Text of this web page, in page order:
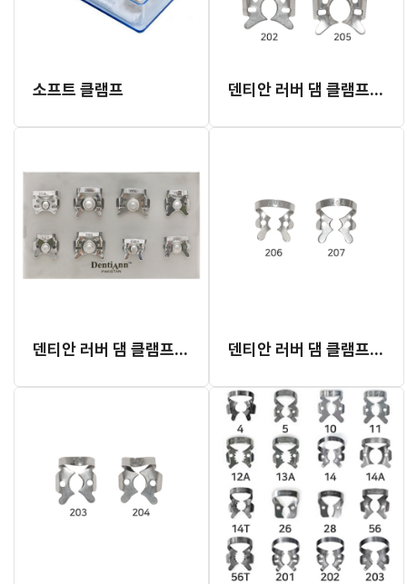
소프트 클램프 덴티안 러버 댐 클램프 대구치용1900
덴티안 러버 댐 클램프 세트 덴티안 러버 댐 클램프 소구치용